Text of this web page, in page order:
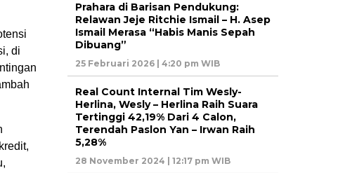
di
Prahara di Barisan Pendukung:
Relawan Jeje Ritchie Ismail – H. Asep
Ismail Merasa “Habis Manis Sepah
Dibuang”
25 Februari 2026 | 4:20 pm WIB
Real Count Internal Tim Wesly-
Herlina, Wesly – Herlina Raih Suara
Tertinggi 42,19% Dari 4 Calon,
Terendah Paslon Yan – Irwan Raih
5,28%
28 November 2024 | 12:17 pm WIB